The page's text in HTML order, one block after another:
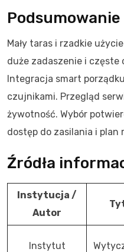
Podsumowanie
Mały taras i rzadkie
duże zadaszenie i częste
Integracja smart
czujnikami. Przegląd
żywotność. Wybór
dostęp do zasilania i plan
Źródła
Instytucja /
Autor
Instytut